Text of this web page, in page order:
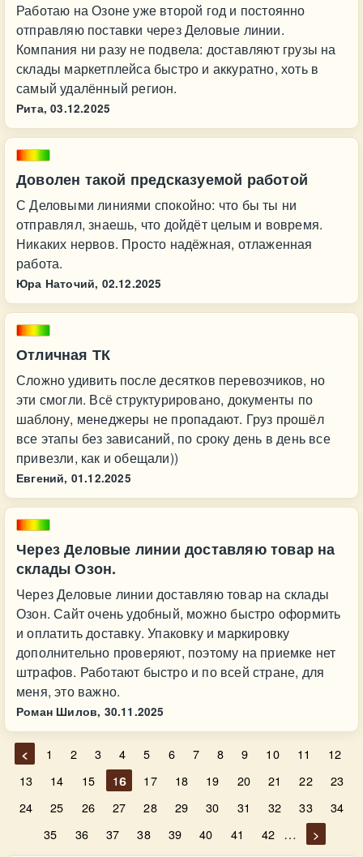
Работаю на Озоне уже второй год и постоянно
отправляю поставки через Деловые линии.
Компания ни разу не подвела: доставляют грузы на
склады маркетплейса быстро и аккуратно, хоть в
самый удалённый регион.
Рита, 03.12.2025
Доволен такой предсказуемой работой
С Деловыми линиями спокойно: что бы ты ни
отправлял, знаешь, что дойдёт целым и вовремя.
Никаких нервов. Просто надёжная, отлаженная
работа.
Юра Наточий, 02.12.2025
Отличная ТК
Сложно удивить после десятков перевозчиков, но
эти смогли. Всё структурировано, документы по
шаблону, менеджеры не пропадают. Груз прошёл
все этапы без зависаний, по сроку день в день все
привезли, как и обещали))
Евгений, 01.12.2025
Через Деловые линии доставляю товар на
склады Озон.
Через Деловые линии доставляю товар на склады
Озон. Сайт очень удобный, можно быстро оформить
и оплатить доставку. Упаковку и маркировку
дополнительно проверяют, поэтому на приемке нет
штрафов. Работают быстро и по всей стране, для
меня, это важно.
Роман Шилов, 30.11.2025
< 1 2 3 4 5 6 7 8 9 10 11
12
13
14 15 16 17 18 19 20 21 22
23
24
25 26 27 28 29 30 31 32 33
34
35
36 37 38 39 40 41 42 … >